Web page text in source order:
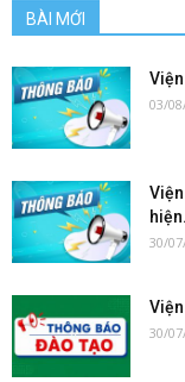
BÀI MỚI
03/
30/
30/